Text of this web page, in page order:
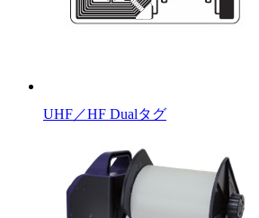
UHF／HF Dualタグ